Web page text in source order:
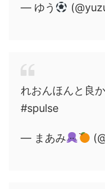
— ゆう
れおんほんと良
#spulse
— まあみ